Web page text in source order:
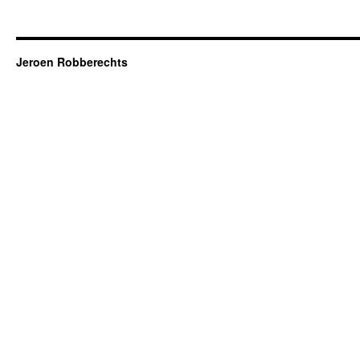
Jeroen Robberechts